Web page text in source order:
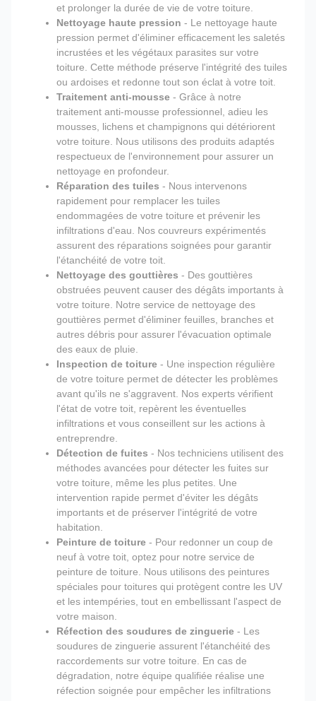
et prolonger la durée de vie de votre toiture.
Nettoyage haute pression - Le nettoyage haute
pression permet d'éliminer efficacement les saletés
incrustées et les végétaux parasites sur votre
toiture. Cette méthode préserve l'intégrité des tuiles
ou ardoises et redonne tout son éclat à votre toit.
Traitement anti-mousse - Grâce à notre
traitement anti-mousse professionnel, adieu les
mousses, lichens et champignons qui détériorent
votre toiture. Nous utilisons des produits adaptés
respectueux de l'environnement pour assurer un
nettoyage en profondeur.
Réparation des tuiles - Nous intervenons
rapidement pour remplacer les tuiles
endommagées de votre toiture et prévenir les
infiltrations d'eau. Nos couvreurs expérimentés
assurent des réparations soignées pour garantir
l'étanchéité de votre toit.
Nettoyage des gouttières - Des gouttières
obstruées peuvent causer des dégâts importants à
votre toiture. Notre service de nettoyage des
gouttières permet d'éliminer feuilles, branches et
autres débris pour assurer l'évacuation optimale
des eaux de pluie.
Inspection de toiture - Une inspection régulière
de votre toiture permet de détecter les problèmes
avant qu'ils ne s'aggravent. Nos experts vérifient
l'état de votre toit, repèrent les éventuelles
infiltrations et vous conseillent sur les actions à
entreprendre.
Détection de fuites - Nos techniciens utilisent des
méthodes avancées pour détecter les fuites sur
votre toiture, même les plus petites. Une
intervention rapide permet d'éviter les dégâts
importants et de préserver l'intégrité de votre
habitation.
Peinture de toiture - Pour redonner un coup de
neuf à votre toit, optez pour notre service de
peinture de toiture. Nous utilisons des peintures
spéciales pour toitures qui protègent contre les UV
et les intempéries, tout en embellissant l'aspect de
votre maison.
Réfection des soudures de zinguerie - Les
soudures de zinguerie assurent l'étanchéité des
raccordements sur votre toiture. En cas de
dégradation, notre équipe qualifiée réalise une
réfection soignée pour empêcher les infiltrations